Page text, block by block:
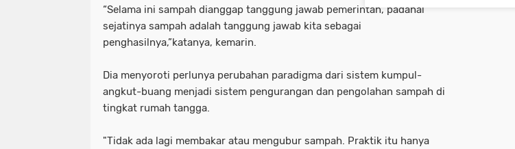
“Selama ini sampah dianggap tanggung jawab pemerintah, padahal
sejatinya sampah adalah tanggung jawab kita sebagai
penghasilnya,”katanya, kemarin.
Dia menyoroti perlunya perubahan paradigma dari sistem kumpul-
angkut-buang menjadi sistem pengurangan dan pengolahan sampah di
tingkat rumah tangga.
"Tidak ada lagi membakar atau mengubur sampah. Praktik itu hanya